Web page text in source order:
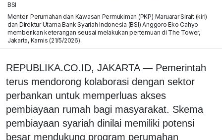
BSI
Menteri Perumahan dan Kawasan Permukiman (PKP) Maruarar Sirait (kiri)
dan Direktur Utama Bank Syariah Indonesia (BSI) Anggoro Eko Cahyo
memberikan keterangan seusai melakukan pertemuan di The Tower,
Jakarta, Kamis (21/5/2026).
REPUBLIKA.CO.ID, JAKARTA — Pemerintah
terus mendorong kolaborasi dengan sektor
perbankan untuk memperluas akses
pembiayaan rumah bagi masyarakat. Skema
pembiayaan syariah dinilai memiliki potensi
besar mendukung program perumahan